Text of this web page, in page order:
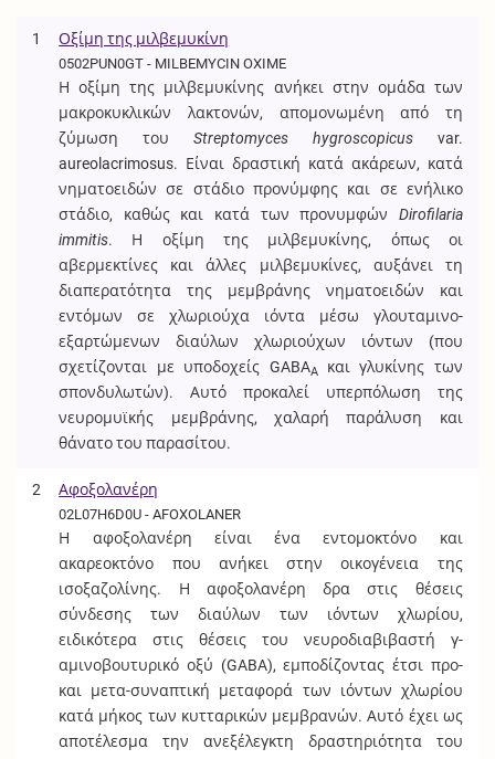
1 Οξίμη της μιλβεμυκίνη
0502PUN0GT - MILBEMYCIN OXIME
Η οξίμη της μιλβεμυκίνης ανήκει στην ομάδα των
μακροκυκλικών λακτονών, απομονωμένη από τη
ζύμωση του Streptomyces hygroscopicusvar.
aureolacrimosus. Είναι δραστική κατά ακάρεων, κατά
νηματοειδών σε στάδιο προνύμφης και σε ενήλικο
στάδιο, καθώς και κατά των προνυμφών Dirofilaria
immitis. Η οξίμη της μιλβεμυκίνης, όπως οι
αβερμεκτίνες και άλλες μιλβεμυκίνες, αυξάνει τη
διαπερατότητα της μεμβράνης νηματοειδών και
εντόμων σε χλωριούχα ιόντα μέσω γλουταμινο-
εξαρτώμενων διαύλων χλωριούχων ιόντων (που
σχετίζονται με υποδοχείς GABAA
και γλυκίνης των
σπονδυλωτών). Αυτό προκαλεί υπερπόλωση της
νευρομυϊκής μεμβράνης, χαλαρή παράλυση και
θάνατο του παρασίτου.
2 Αφοξολανέρη
02L07H6D0U - AFOXOLANER
Η αφοξολανέρη είναι ένα εντομοκτόνο και
ακαρεοκτόνο που ανήκει στην οικογένεια της
ισοξαζολίνης. Η αφοξολανέρη δρα στις θέσεις
σύνδεσης των διαύλων των ιόντων χλωρίου,
ειδικότερα στις θέσεις του νευροδιαβιβαστή γ-
αμινοβουτυρικό οξύ (GABA), εμποδίζοντας έτσι προ-
και μετα-συναπτική μεταφορά των ιόντων χλωρίου
κατά μήκος των κυτταρικών μεμβρανών. Αυτό έχει ως
αποτέλεσμα την ανεξέλεγκτη δραστηριότητα του